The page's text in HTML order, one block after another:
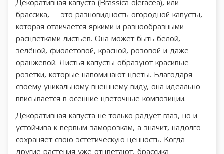
Декоративная капуста (Brassica oleracea), или
брассика, — это разновидность огородной капусты,
которая отличается яркими и разнообразными
расцветками листьев. Она может быть белой,
зелёной, фиолетовой, красной, розовой и даже
оранжевой. Листья капусты образуют красивые
розетки, которые напоминают цветы. Благодаря
своему уникальному внешнему виду, она идеально
вписывается в осенние цветочные композиции.
Декоративная капуста не только радует глаз, но и
устойчива к первым заморозкам, а значит, надолго
сохраняет свою эстетическую ценность. Когда
другие растения уже отцветают, брассика